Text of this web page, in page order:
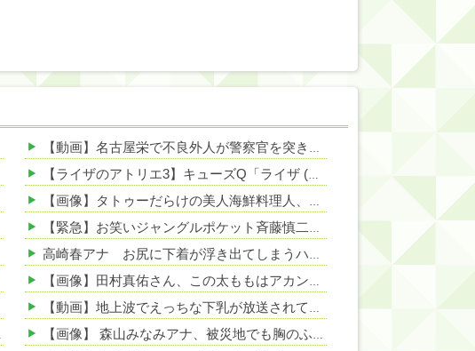
NEW!
NEW!
NEW!
NEW!
が全完売
【動画】名古屋栄で不良外人が警察官を突き飛ばす。逮捕しろやｗｗｗ
【ライザのアトリエ3】キューズQ「ライザ (ライザリン・シュタウト) ウェディングStyle」フィギュア【予約開始】
【画像】タトゥーだらけの美人海鮮料理人、現る！！←コレはセクシー過ぎてワイらにブッ刺さりまくりw w w w w w w w w
【緊急】お笑いジャングルポケット斉藤慎二被告に懲役7年の求刑←これ…
高崎春アナ お尻に下着が浮き出てしまうハプニング！！ NEW!
【画像】田村真佑さん、この太ももはアカンすよ・・・
【動画】地上波でえっちな下乳が放送されてしまうwww NEW!
【画像】 森山みなみアナ、被災地でも胸のふくらみが目立ってしまう